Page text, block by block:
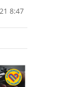
8:47